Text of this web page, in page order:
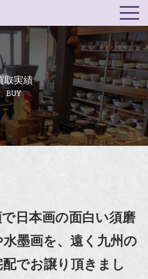
取実績
BUY
日本画の面白い須磨
墨画を、遠く九州の
でお譲り頂きまし